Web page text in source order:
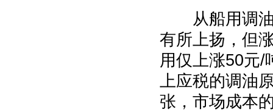
从船用调油
有所上扬，但
用仅上涨50元/
上应税的调油
张，市场成本